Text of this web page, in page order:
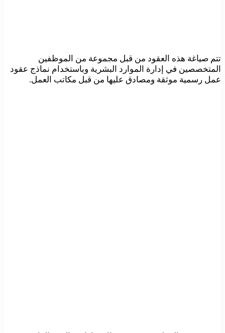
تتم صياغة هذه العقود من قبل مجموعة من الموظفين
المتخصصين في إدارة الموارد البشرية وباستخدام نماذج عقود
عمل رسمية موثقة ومصادق عليها من قبل مكاتب العمل.